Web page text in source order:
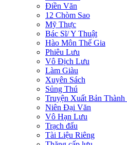
Điền Văn
12 Chòm Sao
Mỹ Thực
Bác Sĩ/ Y Thuật
Hào Môn Thế Gia
Phiêu Lưu
Vô Địch Lưu
Làm Giàu
Xuyên Sách
Sủng Thú
Truyện Xuất Bản Thành
Niên Đại Văn
Vô Hạn Lưu
Trạch đấu
Tài Liệu Riêng